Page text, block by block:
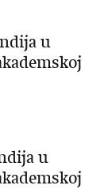
u
u